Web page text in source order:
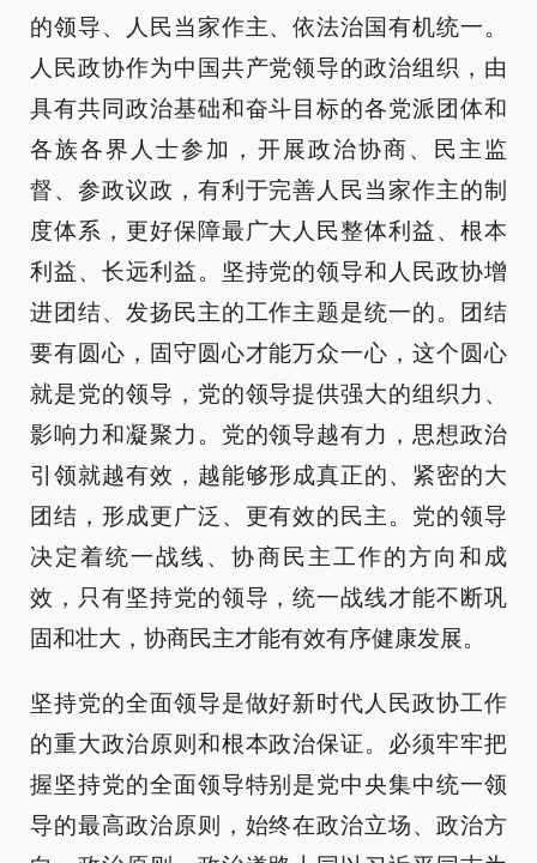
的领导、人民当家作主、依法治国有机统一。
人民政协作为中国共产党领导的政治组织，由
具有共同政治基础和奋斗目标的各党派团体和
各族各界人士参加，开展政治协商、民主监
督、参政议政，有利于完善人民当家作主的制
度体系，更好保障最广大人民整体利益、根本
利益、长远利益。坚持党的领导和人民政协增
进团结、发扬民主的工作主题是统一的。团结
要有圆心，固守圆心才能万众一心，这个圆心
就是党的领导，党的领导提供强大的组织力、
影响力和凝聚力。党的领导越有力，思想政治
引领就越有效，越能够形成真正的、紧密的大
团结，形成更广泛、更有效的民主。党的领导
决定着统一战线、协商民主工作的方向和成
效，只有坚持党的领导，统一战线才能不断巩
固和壮大，协商民主才能有效有序健康发展。
坚持党的全面领导是做好新时代人民政协工作
的重大政治原则和根本政治保证。必须牢牢把
握坚持党的全面领导特别是党中央集中统一领
导的最高政治原则，始终在政治立场、政治方